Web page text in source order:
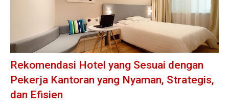
Rekomendasi Hotel yang Sesuai dengan
Pekerja Kantoran yang Nyaman, Strategis,
dan Efisien